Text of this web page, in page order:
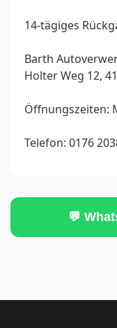
14-tägiges
Barth
Holter Weg 12,
Öffnungszeiten:
Telefon: 0176
💬